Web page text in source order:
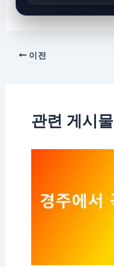
이전
관련 게시물